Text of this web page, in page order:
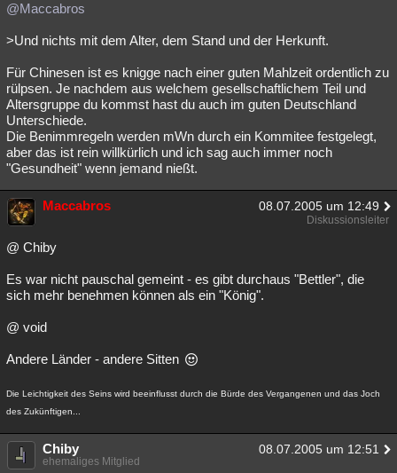
@Maccabros
>Und nichts mit dem Alter, dem Stand und der Herkunft.
Für Chinesen ist es knigge nach einer guten Mahlzeit ordentlich zu
rülpsen. Je nachdem aus welchem gesellschaftlichem Teil und
Altersgruppe du kommst hast du auch im guten Deutschland
Unterschiede.
Die Benimmregeln werden mWn durch ein Kommitee festgelegt,
aber das ist rein willkürlich und ich sag auch immer noch
"Gesundheit" wenn jemand nießt.
Maccabros 08.07.2005 um 12:49
Diskussionsleiter
@ Chiby
Es war nicht pauschal gemeint - es gibt durchaus "Bettler", die
sich mehr benehmen können als ein "König".
@ void
Andere Länder - andere Sitten
Die Leichtigkeit des Seins wird beeinflusst durch die Bürde des Vergangenen und das Joch
des Zukünftigen...
Chiby 08.07.2005 um 12:51
ehemaliges Mitglied